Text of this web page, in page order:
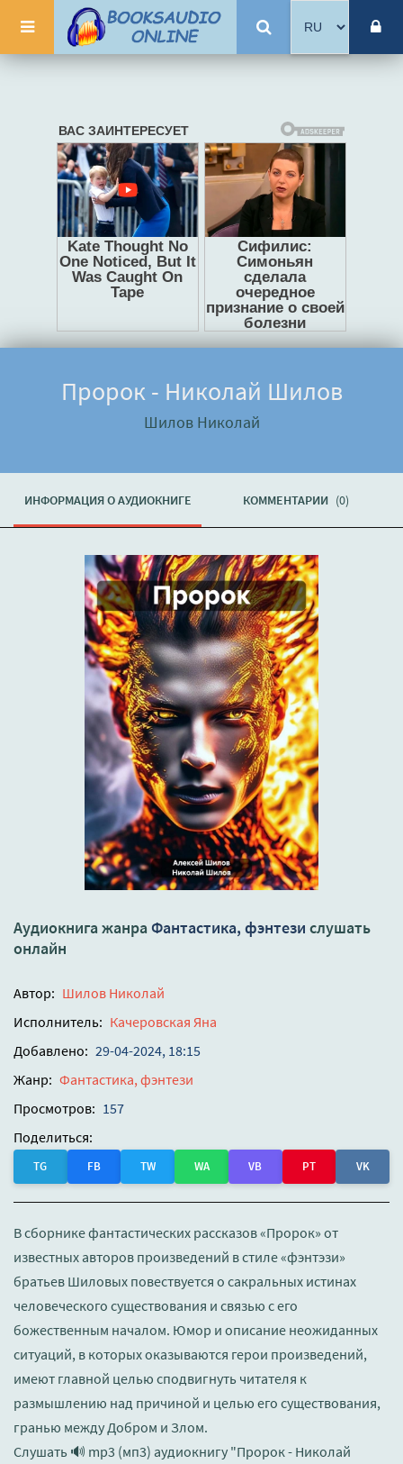
Пророк - Николай Шилов
Шилов Николай
ИНФОРМАЦИЯ О АУДИОКНИГЕ КОММЕНТАРИИ (0)
Аудиокнига жанра Фантастика, фэнтези слушать
онлайн
Автор: Шилов Николай
Исполнитель: Качеровская Яна
Добавлено: 29-04-2024, 18:15
Жанр: Фантастика, фэнтези
Просмотров: 157
Поделиться:
TG FB TW WA VB PT VK
В сборнике фантастических рассказов «Пророк» от
известных авторов произведений в стиле «фэнтэзи»
братьев Шиловых повествуется о сакральных истинах
человеческого существования и связью с его
божественным началом. Юмор и описание неожиданных
ситуаций, в которых оказываются герои произведений,
имеют главной целью сподвигнуть читателя к
размышлению над причиной и целью его существования,
гранью между Добром и Злом.
Слушать 🔊 mp3 (мп3) аудиокнигу "Пророк - Николай